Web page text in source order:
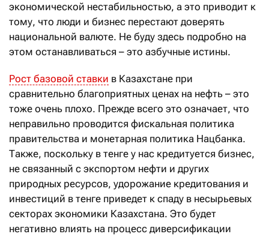
экономической нестабильностью, а это приводит к
тому, что люди и бизнес перестают доверять
национальной валюте. Не буду здесь подробно на
этом останавливаться – это азбучные истины.
Рост базовой ставки в Казахстане при
сравнительно благоприятных ценах на нефть – это
тоже очень плохо. Прежде всего это означает, что
неправильно проводится фискальная политика
правительства и монетарная политика Нацбанка.
Также, поскольку в тенге у нас кредитуется бизнес,
не связанный с экспортом нефти и других
природных ресурсов, удорожание кредитования и
инвестиций в тенге приведет к спаду в несырьевых
секторах экономики Казахстана. Это будет
негативно влиять на процесс диверсификации